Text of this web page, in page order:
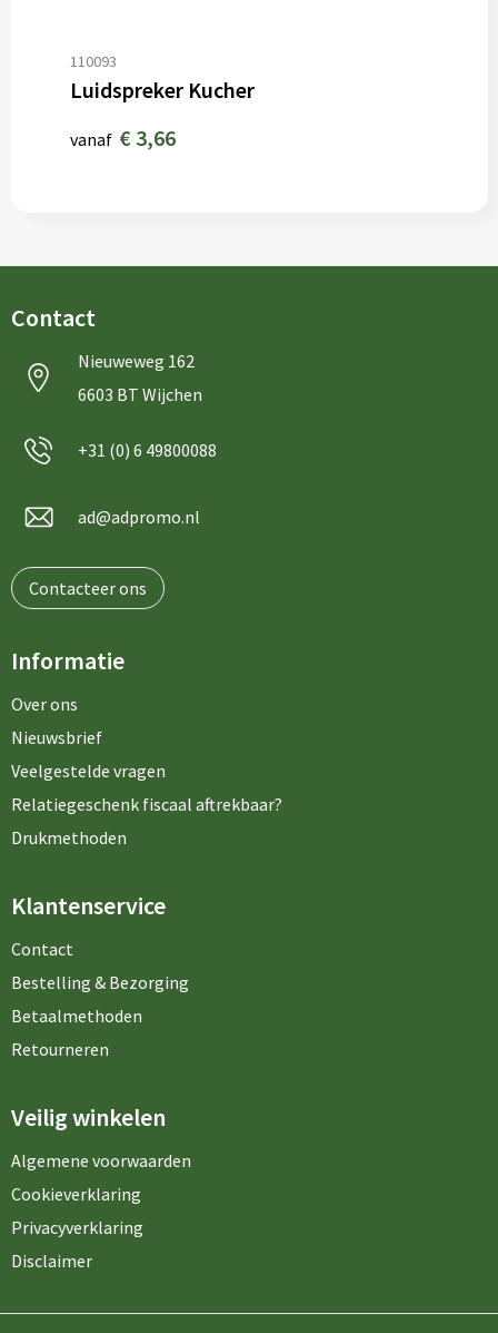
110093
Luidspreker Kucher
vanaf € 3,66
Contact
Nieuweweg 162
6603 BT Wijchen
+31 (0) 6 49800088
ad@adpromo.nl
Contacteer ons
Informatie
Over ons
Nieuwsbrief
Veelgestelde vragen
Relatiegeschenk fiscaal aftrekbaar?
Drukmethoden
Klantenservice
Contact
Bestelling & Bezorging
Betaalmethoden
Retourneren
Veilig winkelen
Algemene voorwaarden
Cookieverklaring
Privacyverklaring
Disclaimer